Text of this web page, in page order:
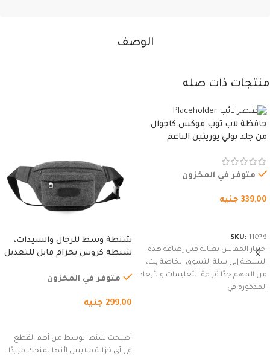
الوصف
منتجات ذات صله
حافظة لاب توب فوكس كاجوال
من جلد بولي يوريثين الناعم
وسوستة.
متوفر في المخزون
339,00 جنيه
SKU: 11076
اختيار المقاس بعناية قبل إضافة هذه
الشنطة إلى سلة التسوق الخاصة بك،
من المهم جدًا قراءة التعليمات والأبعاد
المذكورة في
شنطة وسط للرجال والسيدات،
شنطة كروس بحزام قابل للتعديل
السفر، الجري العادي، المشي
(رمادي)
متوفر في المخزون
299,00 جنيه
أصبحت شنط الوسط من أهم القطع
في أي خزانة ملابس لأنها تمنحك مزيدًا